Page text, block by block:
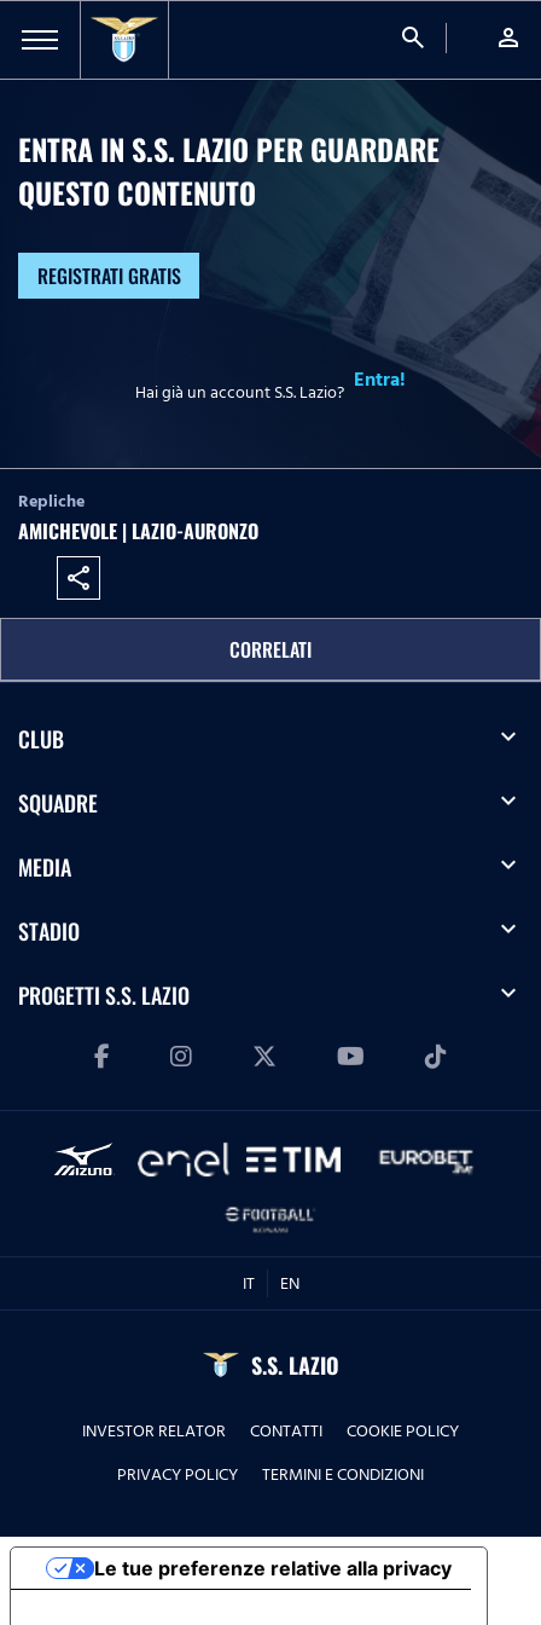
search person
ENTRA IN S.S. LAZIO PER GUARDARE
QUESTO CONTENUTO
REGISTRATI GRATIS
Hai già un account S.S. Lazio? Entra!
Repliche
AMICHEVOLE | LAZIO-AURONZO
share
CORRELATI
CLUB expand_more
SQUADRE expand_more
MEDIA expand_more
STADIO expand_more
PROGETTI S.S. LAZIO expand_more
IT EN
S.S. LAZIO
INVESTOR RELATOR CONTATTI
COOKIE POLICY
PRIVACY POLICY
TERMINI E CONDIZIONI
Le tue preferenze relative alla privacy